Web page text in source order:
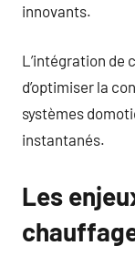
innovants.
L’intégration de
d’optimiser la
systèmes
instantanés.
Les